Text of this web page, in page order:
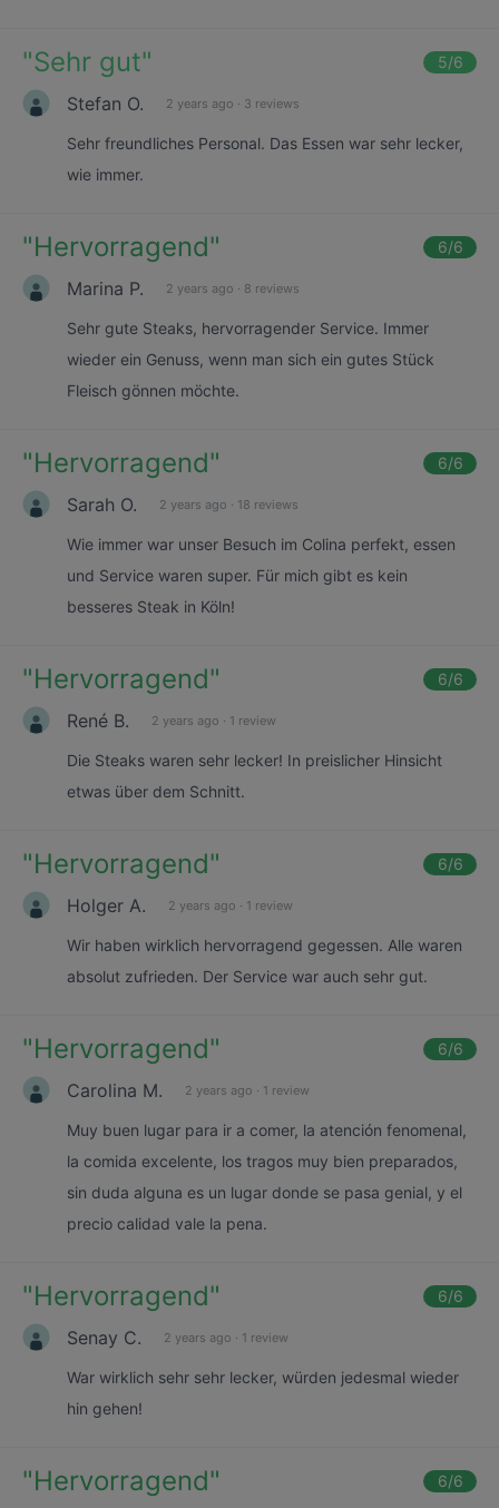
"Sehr gut" 5/6
Stefan O. 2 years ago · 3 reviews
Sehr freundliches Personal. Das Essen war sehr lecker,
wie immer.
"Hervorragend" 6/6
Marina P. 2 years ago · 8 reviews
Sehr gute Steaks, hervorragender Service. Immer
wieder ein Genuss, wenn man sich ein gutes Stück
Fleisch gönnen möchte.
"Hervorragend" 6/6
Sarah O. 2 years ago · 18 reviews
Wie immer war unser Besuch im Colina perfekt, essen
und Service waren super. Für mich gibt es kein
besseres Steak in Köln!
"Hervorragend" 6/6
René B. 2 years ago · 1 review
Die Steaks waren sehr lecker! In preislicher Hinsicht
etwas über dem Schnitt.
"Hervorragend" 6/6
Holger A. 2 years ago · 1 review
Wir haben wirklich hervorragend gegessen. Alle waren
absolut zufrieden. Der Service war auch sehr gut.
"Hervorragend" 6/6
Carolina M. 2 years ago · 1 review
Muy buen lugar para ir a comer, la atención fenomenal,
la comida excelente, los tragos muy bien preparados,
sin duda alguna es un lugar donde se pasa genial, y el
precio calidad vale la pena.
"Hervorragend" 6/6
Senay C. 2 years ago · 1 review
War wirklich sehr sehr lecker, würden jedesmal wieder
hin gehen!
"Hervorragend" 6/6